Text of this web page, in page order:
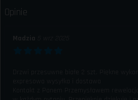
Opinie